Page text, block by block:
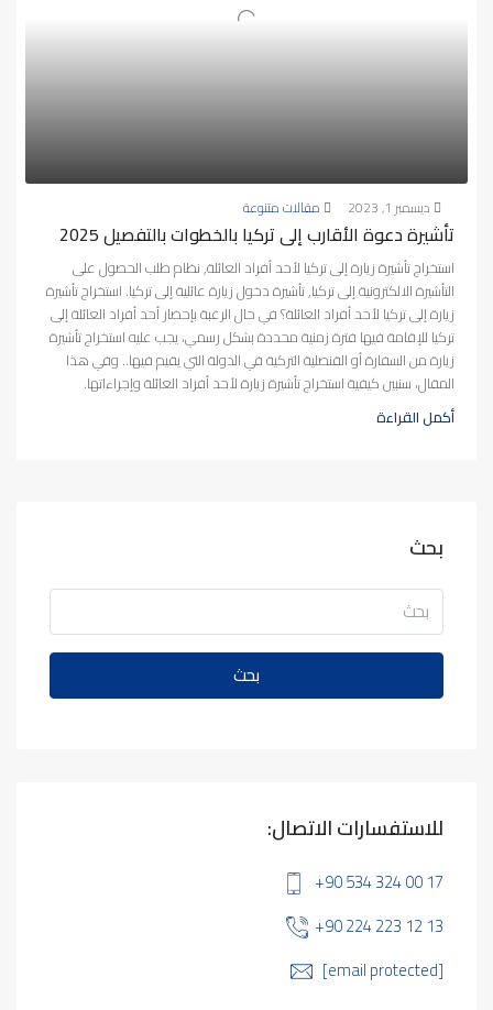
ديسمبر 1, 2023 مقالات متنوعة
تأشيرة دعوة الأقارب إلى تركيا بالخطوات بالتفصيل 2025
استخراج تأشيرة زيارة إلى تركيا لأحد أفراد العائلة, نظام طلب الحصول على
التأشيرة الالكترونية إلى تركيا, تأشيرة دخول زيارة عائلية إلى تركيا. استخراج تأشيرة
زيارة إلى تركيا لأحد أفراد العائلة؟ في حال الرغبة بإحضار أحد أفراد العائلة إلى
تركيا للإقامة فيها فترة زمنية محددة بشكل رسمي، يجب عليه استخراج تأشيرة
زيارة من السفارة أو القنصلية التركية في الدولة التي يقيم فيها.. وفي هذا
المقال، سنبين كيفية استخراج تأشيرة زيارة لأحد أفراد العائلة وإجراءاتها.
أكمل القراءة
بحث
بحث
للاستفسارات الاتصال:
+90 534 324 00 17
+90 224 223 12 13
[email protected]